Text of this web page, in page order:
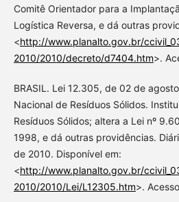
Comitê Orientador para a
Logística Reversa, e dá outras
<http://www.planalto.gov.br/
2010/2010/decreto/d7404.htm>.
BRASIL. Lei 12.305, de 02 de
Nacional de Resíduos Sólidos.
Resíduos Sólidos; altera a Lei nº
1998, e dá outras providências.
de 2010. Disponível em:
<http://www.planalto.gov.br/
2010/2010/Lei/L12305.htm>.